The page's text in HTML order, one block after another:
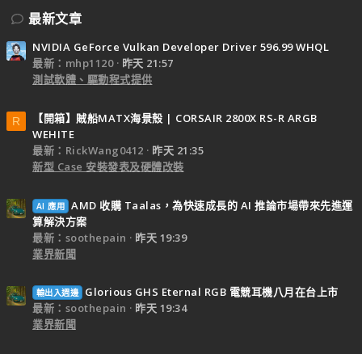
最新文章
NVIDIA GeForce Vulkan Developer Driver 596.99 WHQL
最新：mhp1120
昨天 21:57
測試軟體、驅動程式提供
R
【開箱】賊船MATX海景殼 | CORSAIR 2800X RS-R ARGB
WEHITE
最新：RickWang0412
昨天 21:35
新型 Case 安裝發表及硬體改裝
AI 應用 AMD 收購 Taalas，為快速成長的 AI 推論市場帶來先進運
算解決方案
最新：soothepain
昨天 19:39
業界新聞
輸出入週邊
Glorious GHS Eternal RGB 電競耳機八月在台上市
最新：soothepain
昨天 19:34
業界新聞